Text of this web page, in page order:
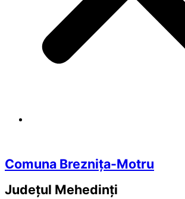
Comuna Breznița-Motru
Județul Mehedinți